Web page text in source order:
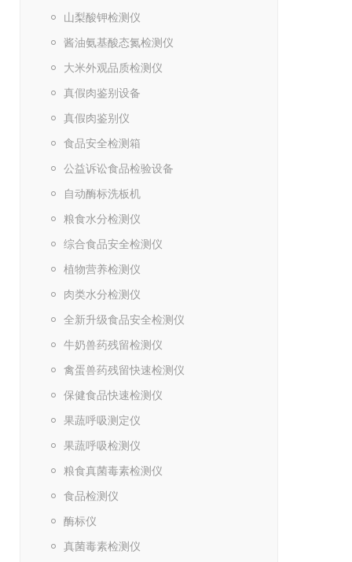
山梨酸钾检测仪
酱油氨基酸态氮检测仪
大米外观品质检测仪
真假肉鉴别设备
真假肉鉴别仪
食品安全检测箱
公益诉讼食品检验设备
自动酶标洗板机
粮食水分检测仪
综合食品安全检测仪
植物营养检测仪
肉类水分检测仪
全新升级食品安全检测仪
牛奶兽药残留检测仪
禽蛋兽药残留快速检测仪
保健食品快速检测仪
果蔬呼吸测定仪
果蔬呼吸检测仪
粮食真菌毒素检测仪
食品检测仪
酶标仪
真菌毒素检测仪